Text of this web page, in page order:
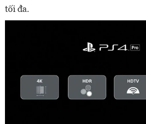
tối đa.